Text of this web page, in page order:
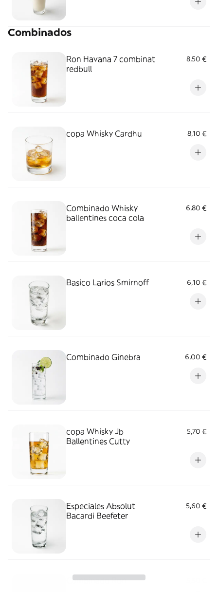
Combinados
Ron Havana 7 combinat
redbull
8,50 €
copa Whisky Cardhu 8,10 €
Combinado Whisky
ballentines coca cola
6,80 €
Basico Larios Smirnoff 6,10 €
Combinado Ginebra 6,00 €
copa Whisky Jb
Ballentines Cutty
5,70 €
Especiales Absolut
Bacardi Beefeter
5,60 €
Combinado Ron